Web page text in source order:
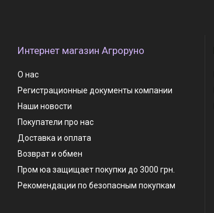
Интернет магазин Агроруно
О нас
Регистрационные документы компании
Наши новости
Покупатели про нас
Доставка и оплата
Возврат и обмен
Пром юа защищает покупки до 3000 грн.
Рекомендации по безопасным покупкам